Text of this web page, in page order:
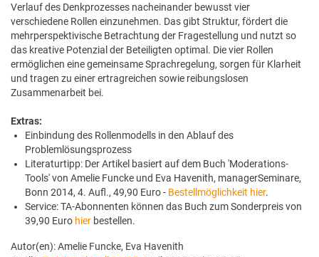
Verlauf des Denkprozesses nacheinander bewusst vier
verschiedene Rollen einzunehmen. Das gibt Struktur, fördert die
mehrperspektivische Betrachtung der Fragestellung und nutzt so
das kreative Potenzial der Beteiligten optimal. Die vier Rollen
ermöglichen eine gemeinsame Sprachregelung, sorgen für Klarheit
und tragen zu einer ertragreichen sowie reibungslosen
Zusammenarbeit bei.
Extras:
Einbindung des Rollenmodells in den Ablauf des
Problemlösungsprozess
Literaturtipp: Der Artikel basiert auf dem Buch 'Moderations-
Tools' von Amelie Funcke und Eva Havenith, managerSeminare,
Bonn 2014, 4. Aufl., 49,90 Euro - Bestellmöglichkeit hier.
Service: TA-Abonnenten können das Buch zum Sonderpreis von
39,90 Euro hier bestellen.
Autor(en): Amelie Funcke, Eva Havenith